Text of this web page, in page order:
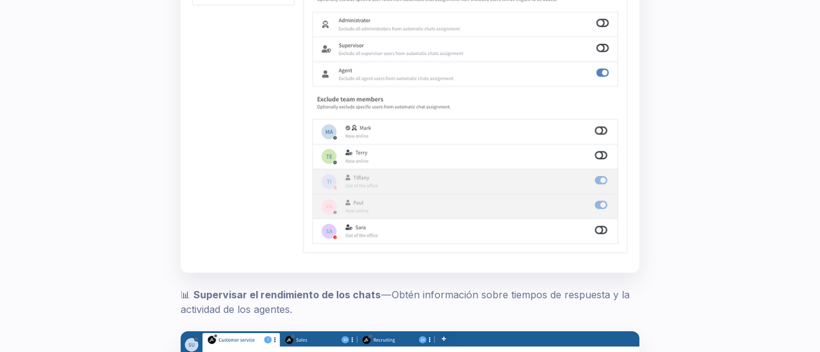
📊 Supervisar el rendimiento de los chats— Obtén información sobre tiempos de respuesta y la
actividad de los agentes.